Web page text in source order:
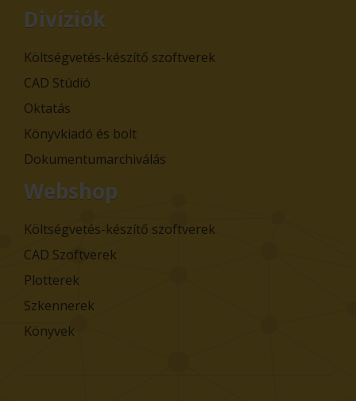
Divíziók
Költségvetés-készítő szoftverek
CAD Stúdió
Oktatás
Könyvkiadó és bolt
Dokumentumarchiválás
Webshop
Költségvetés-készítő szoftverek
CAD Szoftverek
Plotterek
Szkennerek
Könyvek